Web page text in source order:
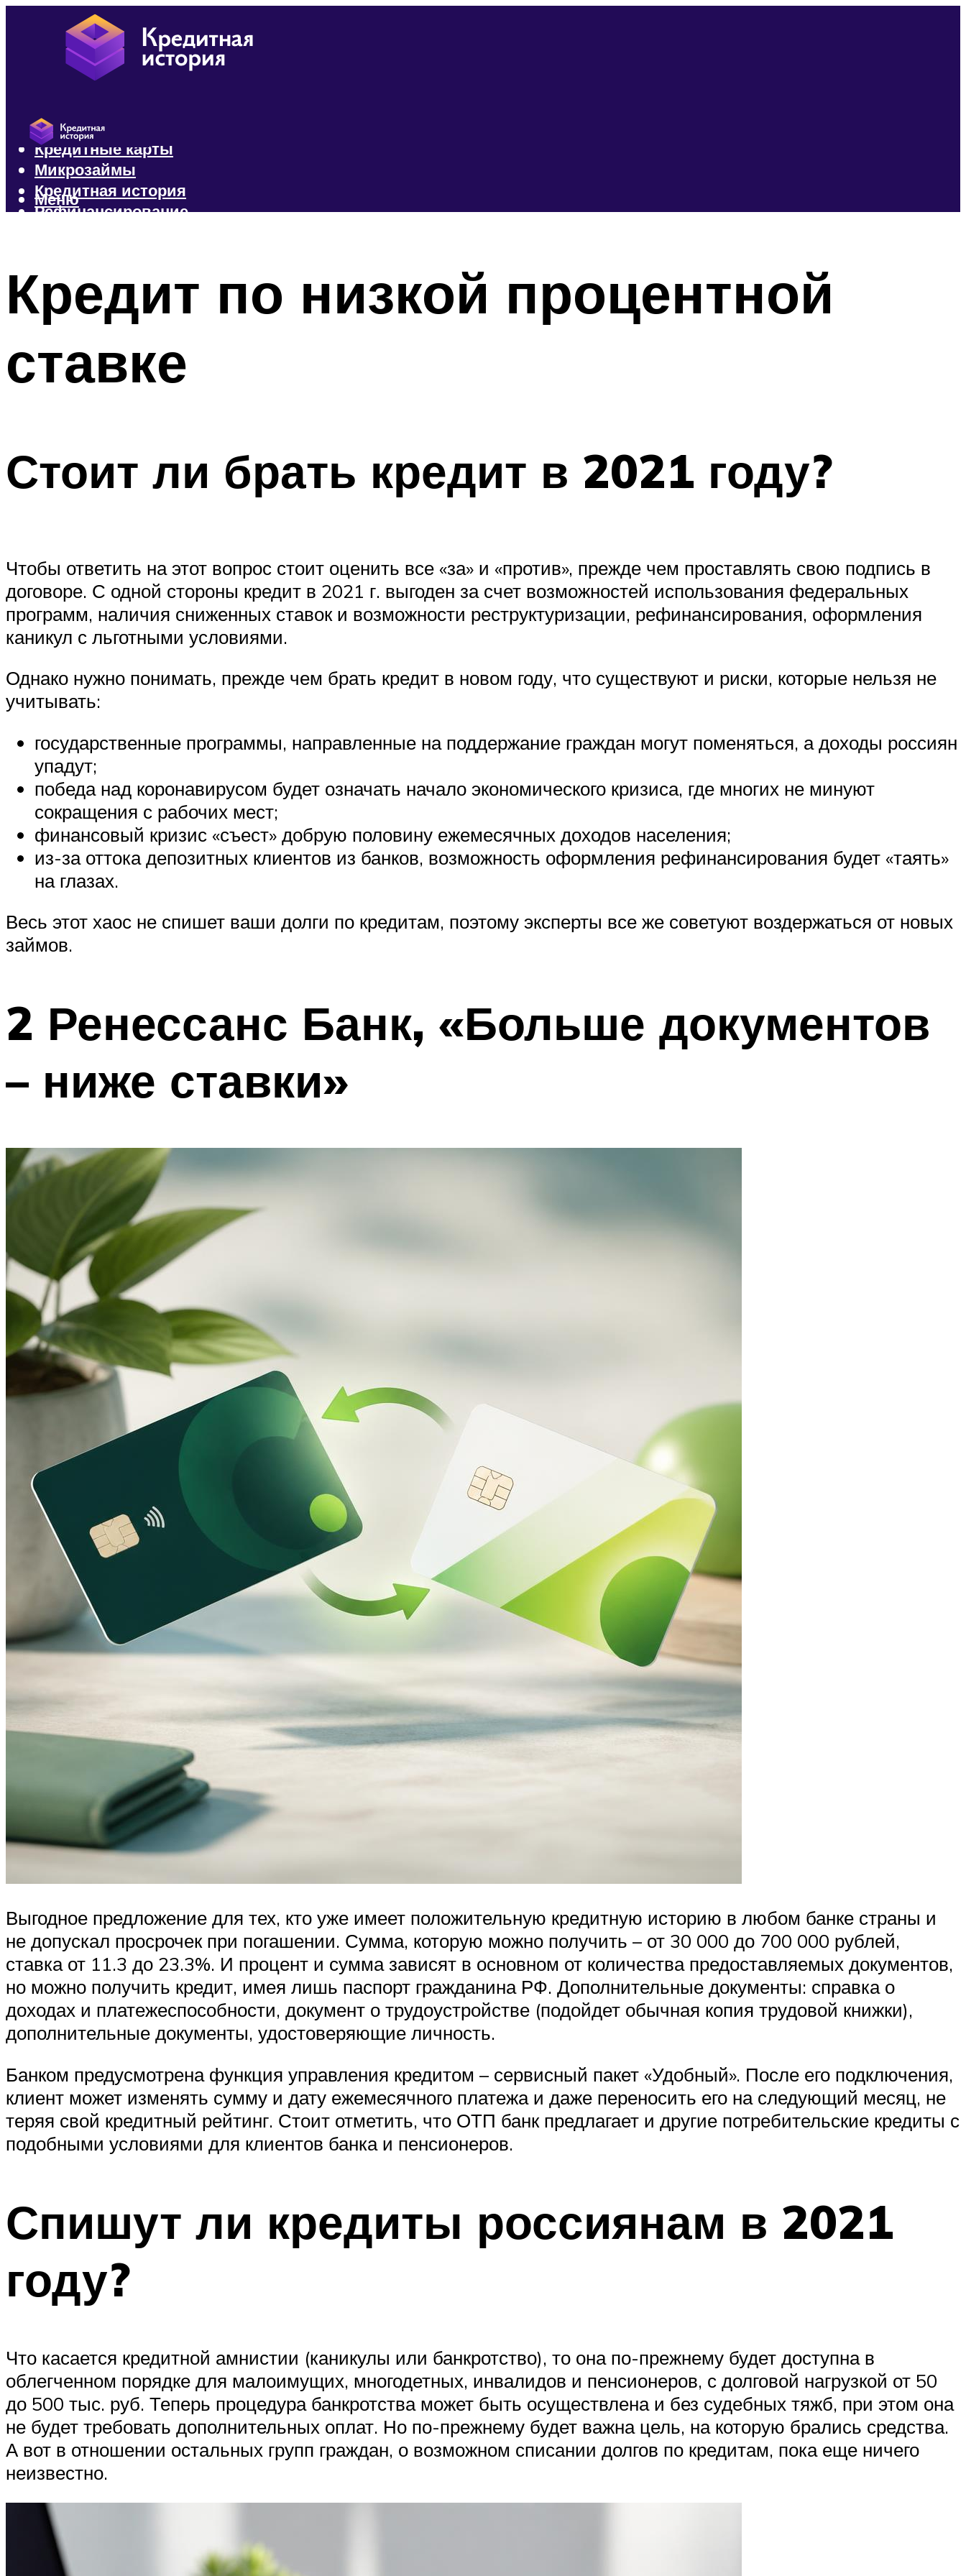
Кредиты
Кредитные карты
Микрозаймы
Кредитная история
Рефинансирование
Меню
Кредит по низкой процентной
ставке
Стоит ли брать кредит в 2021 году?
Чтобы ответить на этот вопрос стоит оценить все «за» и «против», прежде чем проставлять свою подпись в
договоре. С одной стороны кредит в 2021 г. выгоден за счет возможностей использования федеральных
программ, наличия сниженных ставок и возможности реструктуризации, рефинансирования, оформления
каникул с льготными условиями.
Однако нужно понимать, прежде чем брать кредит в новом году, что существуют и риски, которые нельзя не
учитывать:
государственные программы, направленные на поддержание граждан могут поменяться, а доходы россиян
упадут;
победа над коронавирусом будет означать начало экономического кризиса, где многих не минуют
сокращения с рабочих мест;
финансовый кризис «съест» добрую половину ежемесячных доходов населения;
из-за оттока депозитных клиентов из банков, возможность оформления рефинансирования будет «таять»
на глазах.
Весь этот хаос не спишет ваши долги по кредитам, поэтому эксперты все же советуют воздержаться от новых
займов.
2 Ренессанс Банк, «Больше документов
– ниже ставки»
Выгодное предложение для тех, кто уже имеет положительную кредитную историю в любом банке страны и
не допускал просрочек при погашении. Сумма, которую можно получить – от 30 000 до 700 000 рублей,
ставка от 11.3 до 23.3%. И процент и сумма зависят в основном от количества предоставляемых документов,
но можно получить кредит, имея лишь паспорт гражданина РФ. Дополнительные документы: справка о
доходах и платежеспособности, документ о трудоустройстве (подойдет обычная копия трудовой книжки),
дополнительные документы, удостоверяющие личность.
Банком предусмотрена функция управления кредитом – сервисный пакет «Удобный». После его подключения,
клиент может изменять сумму и дату ежемесячного платежа и даже переносить его на следующий месяц, не
теряя свой кредитный рейтинг. Стоит отметить, что ОТП банк предлагает и другие потребительские кредиты с
подобными условиями для клиентов банка и пенсионеров.
Спишут ли кредиты россиянам в 2021
году?
Что касается кредитной амнистии (каникулы или банкротство), то она по-прежнему будет доступна в
облегченном порядке для малоимущих, многодетных, инвалидов и пенсионеров, с долговой нагрузкой от 50
до 500 тыс. руб. Теперь процедура банкротства может быть осуществлена и без судебных тяжб, при этом она
не будет требовать дополнительных оплат. Но по-прежнему будет важна цель, на которую брались средства.
А вот в отношении остальных групп граждан, о возможном списании долгов по кредитам, пока еще ничего
неизвестно.